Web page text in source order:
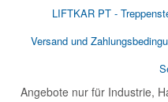
LIFTKAR PT -
Versand und
Angebote nur für Industrie,